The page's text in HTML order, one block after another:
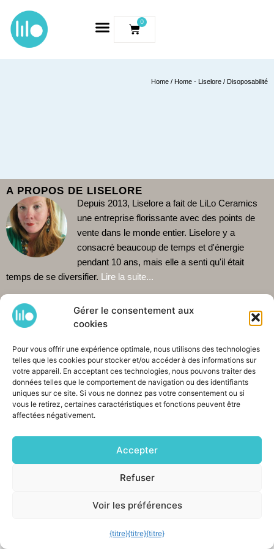
Gérer le consentement aux
cookies
Pour vous offrir une expérience optimale, nous utilisons des technologies
telles que les cookies pour stocker et/ou accéder à des informations sur
votre appareil. En acceptant ces technologies, nous pouvons traiter des
données telles que le comportement de navigation ou des identifiants
uniques sur ce site. Si vous ne donnez pas votre consentement ou si
vous le retirez, certaines caractéristiques et fonctions peuvent être
affectées négativement.
Accepter
Refuser
Voir les préférences
{titre}{titre}{titre}
0
Home / Home - Liselore / Disoposabilité
A PROPOS DE LISELORE
Depuis 2013, Liselore a fait de LiLo Ceramics
une entreprise florissante avec des points de
vente dans le monde entier. Liselore y a
consacré beaucoup de temps et d'énergie
pendant 10 ans, mais elle a senti qu'il était
temps de se diversifier. Lire la suite...
Lilo Ceramics est situé dans le vieux quartier artisanal de
Haarlem : De Burgwal. Venez visiter mon magasin et me voir
seule, il est conseillé de vérifier les heures d'ouverture sur
Google.Il est également possible deachetercommander. Je livre
dans le monde entier. A bientôt !
CONTACT &AMP; PARTAGE
Spaarnwouderstraat 76, 2011AE Haarlem
+31 (0)6 42208643